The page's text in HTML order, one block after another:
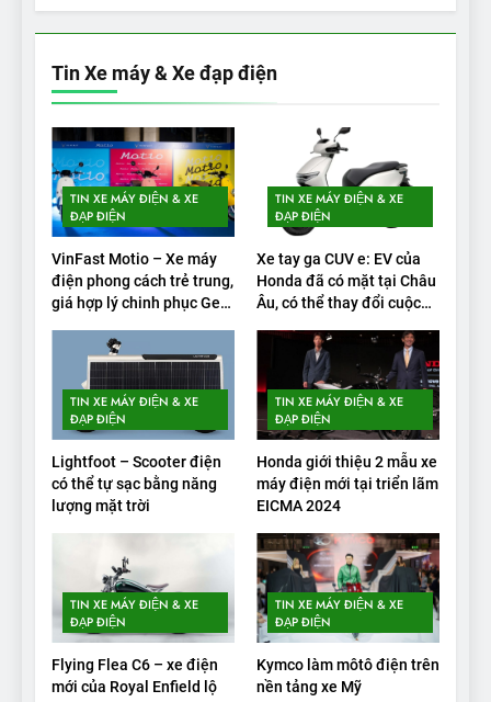
5
bao nhiêu km sau mỗi lần
THỬ NGHIỆM PHẠM VI PIN
1
Xe điện Trung Quốc với pin
‘bán rắn’ đi được 554 dặm
trong bài kiểm tra phạm vi
2
Test quãng đường thực tế
của VinFast VF3: Vượt công
bố từ nhà sản xuất
THỬ NGHIỆM PHẠM VI PIN
Thử nghiệm phạm vi thực tế
của Tesla Model 3 LR 2024
THỬ NGHIỆM PHẠM VI PIN
4
VinFast VF 8 chạy cao tốc
được bao xa, mỗi kW điện đi
được bao nhiêu km?
THỬ NGHIỆM PHẠM VI PIN
Tin Xe máy & Xe đạp điện
TIN XE MÁY ĐIỆN & XE
ĐẠP ĐIỆN
VinFast Motio – Xe máy
điện phong cách trẻ trung,
giá hợp lý chinh phục Gen
TIN XE MÁY ĐIỆN & XE
ĐẠP ĐIỆN
Xe tay ga CUV e: EV của
Honda đã có mặt tại Châu
Âu, có thể thay đổi cuộc
TIN XE MÁY ĐIỆN & XE
ĐẠP ĐIỆN
Lightfoot – Scooter điện
có thể tự sạc bằng năng
lượng mặt trời
TIN XE MÁY ĐIỆN & XE
ĐẠP ĐIỆN
Honda giới thiệu 2 mẫu xe
máy điện mới tại triển lãm
EICMA 2024
TIN XE MÁY ĐIỆN & XE
ĐẠP ĐIỆN
Flying Flea C6 – xe điện
mới của Royal Enfield lộ
TIN XE MÁY ĐIỆN & XE
ĐẠP ĐIỆN
Kymco làm môtô điện trên
nền tảng xe Mỹ